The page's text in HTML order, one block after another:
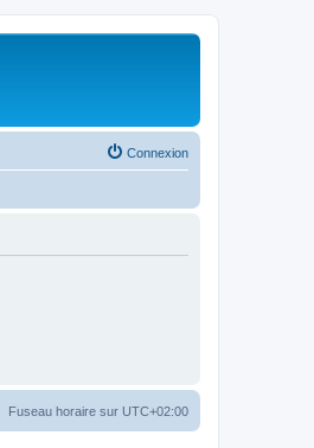
Connexion
Fuseau horaire sur UTC+02:00